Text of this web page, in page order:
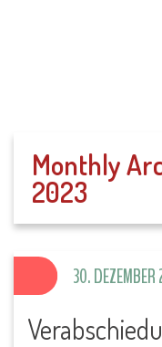
Monthly
2023
30. DEZEMBER